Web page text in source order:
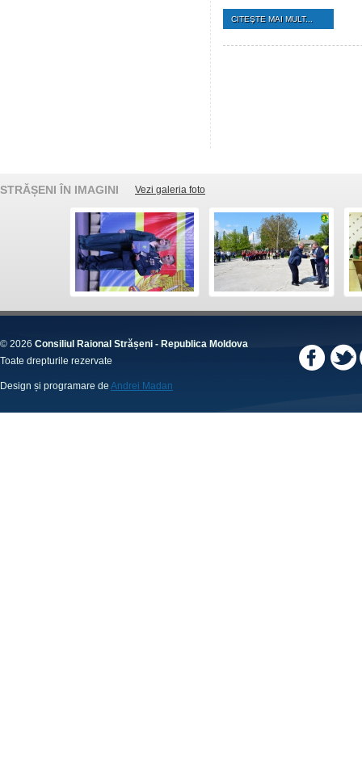
CITEŞTE MAI MULT...
STRĂȘENI ÎN IMAGINI Vezi galeria foto
© 2026 Consiliul Raional Strășeni - Republica Moldova
Toate drepturile rezervate
Design și programare de Andrei Madan